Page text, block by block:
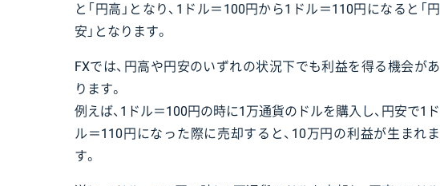
と「円高」となり、1ドル＝100円から1ドル＝110円になると「円
安」となります。
FXでは、円高や円安のいずれの状況下でも利益を得る機会があ
ります。
例えば、1ドル＝100円の時に1万通貨のドルを購入し、円安で1ド
ル＝110円になった際に売却すると、10万円の利益が生まれま
す。